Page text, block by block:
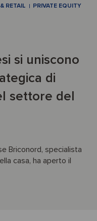
RETAIL PRIVATE EQUITY
si uniscono
di
settore del
Briconord, specialista
casa, ha aperto il